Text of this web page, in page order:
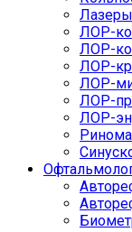
ЛОР-
ЛОР-
ЛОР-
ЛОР-
ЛОР-
ЛОР-